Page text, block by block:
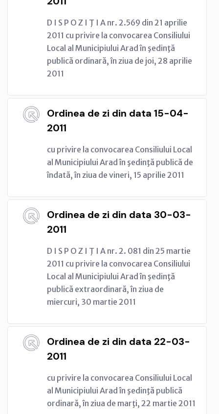
D I S P O Z I Ţ I A nr. 2.569 din 21 aprilie
2011 cu privire la convocarea Consiliului
Local al Municipiului Arad în şedinţă
publică ordinară, în ziua de joi, 28 aprilie
2011
Ordinea de zi din data 15-04-
2011
cu privire la convocarea Consiliului Local
al Municipiului Arad în şedinţă publică de
îndată, în ziua de vineri, 15 aprilie 2011
Ordinea de zi din data 30-03-
2011
D I S P O Z I Ţ I A nr. 2. 081 din 25 martie
2011 cu privire la convocarea Consiliului
Local al Municipiului Arad în şedinţă
publică extraordinară, în ziua de
miercuri, 30 martie 2011
Ordinea de zi din data 22-03-
2011
cu privire la convocarea Consiliului Local
al Municipiului Arad în şedinţă publică
ordinară, în ziua de marţi, 22 martie 2011